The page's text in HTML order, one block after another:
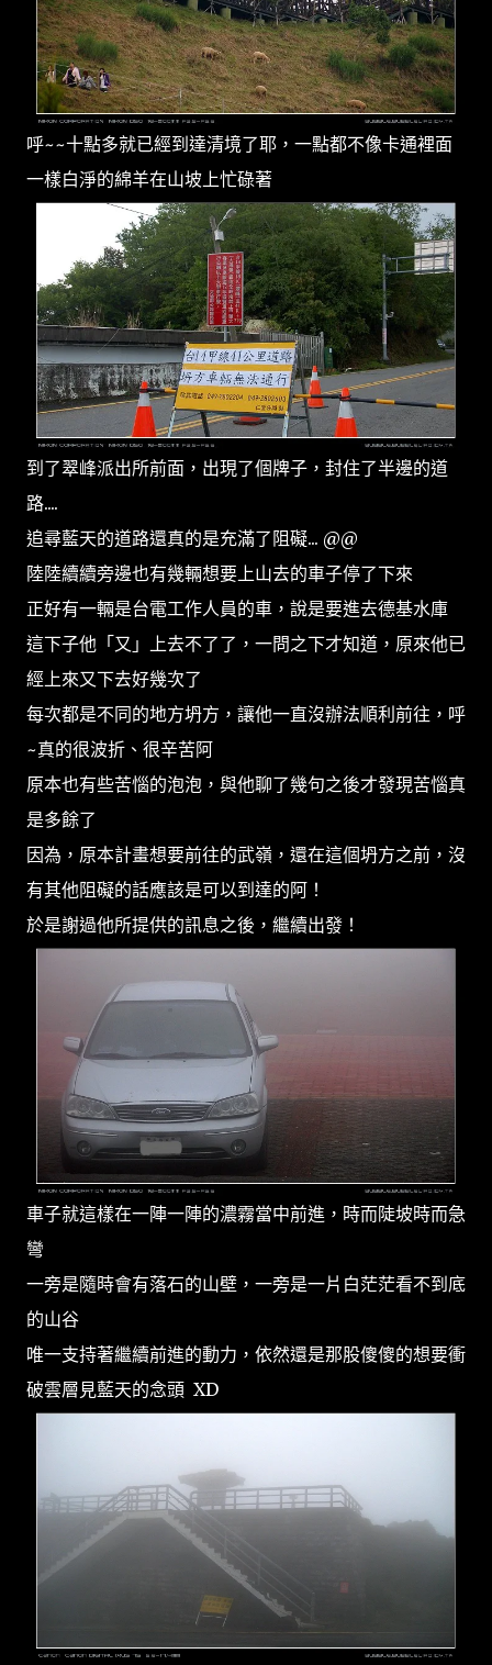
呼~~十點多就已經到達清境了耶，一點都不像卡通裡面
一樣白淨的綿羊在山坡上忙碌著
到了翠峰派出所前面，出現了個牌子，封住了半邊的道
路....
追尋藍天的道路還真的是充滿了阻礙... @@
陸陸續續旁邊也有幾輛想要上山去的車子停了下來
正好有一輛是台電工作人員的車，說是要進去德基水庫
這下子他「又」上去不了了，一問之下才知道，原來他已
經上來又下去好幾次了
每次都是不同的地方坍方，讓他一直沒辦法順利前往，呼
~真的很波折、很辛苦阿
原本也有些苦惱的泡泡，與他聊了幾句之後才發現苦惱真
是多餘了
因為，原本計畫想要前往的武嶺，還在這個坍方之前，沒
有其他阻礙的話應該是可以到達的阿！
於是謝過他所提供的訊息之後，繼續出發！
車子就這樣在一陣一陣的濃霧當中前進，時而陡坡時而急
彎
一旁是隨時會有落石的山壁，一旁是一片白茫茫看不到底
的山谷
唯一支持著繼續前進的動力，依然還是那股傻傻的想要衝
破雲層見藍天的念頭 XD